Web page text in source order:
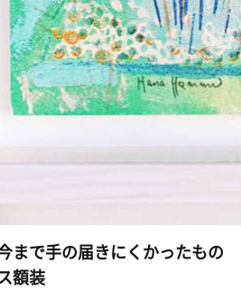
まで手の届きにくかったもの
額装